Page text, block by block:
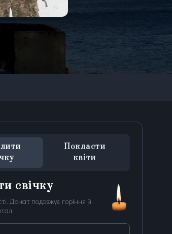
Покласти
квіти
свічку
Донат подовжує горіння й